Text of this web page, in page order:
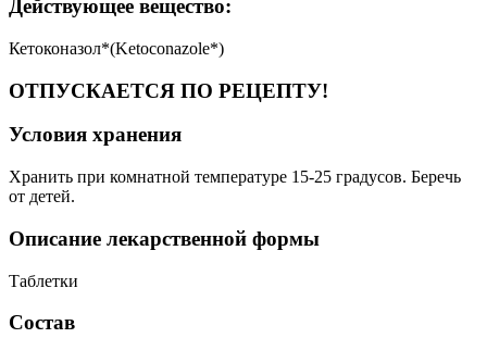
Действующее вещество:
Кетоконазол*(Ketoconazole*)
ОТПУСКАЕТСЯ ПО РЕЦЕПТУ!
Условия хранения
Хранить при комнатной температуре 15-25 градусов. Беречь
от детей.
Описание лекарственной формы
Таблетки
Состав